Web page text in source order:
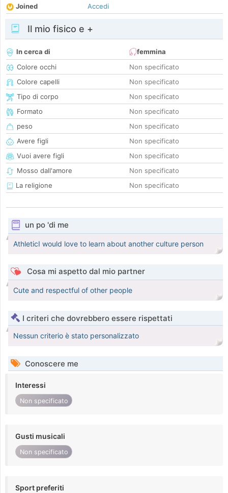
Joined
Accedi
Il mio fisico e +
In cerca di
femmina
Colore occhi
Non specificato
Colore capelli
Non specificato
Tipo di corpo
Non specificato
Formato
Non specificato
peso
Non specificato
Avere figli
Non specificato
Vuoi avere figli
Non specificato
Mosso dall'amore
Non specificato
La religione
Non specificato
un po 'di me
AthleticI would love to learn about another culture person
Cosa mi aspetto dal mio partner
Cute and respectful of other people
I criteri che dovrebbero essere rispettati
Nessun criterio è stato personalizzato
Conoscere me
Interessi
Non specificato
Gusti musicali
Non specificato
Sport preferiti